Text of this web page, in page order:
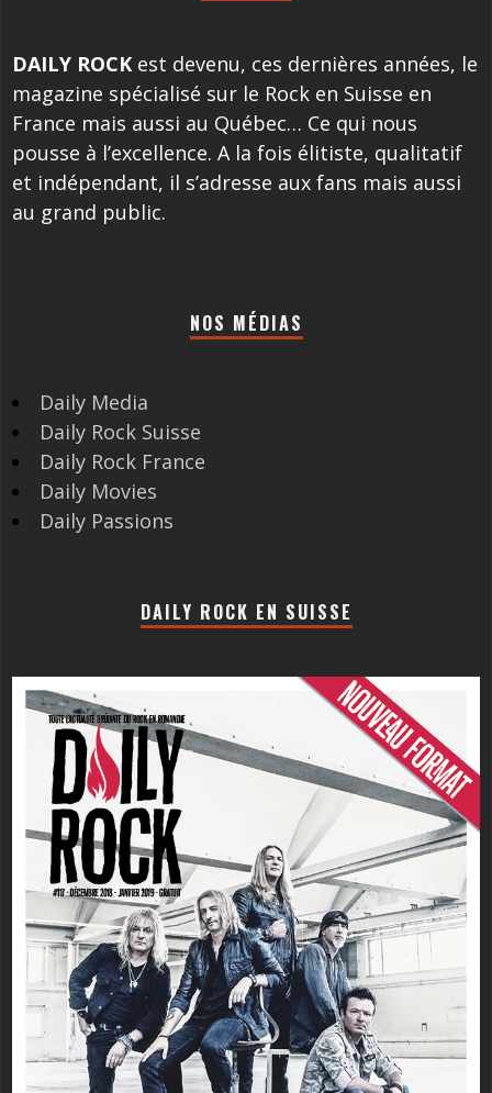
DAILY ROCK est devenu, ces dernières années, le
magazine spécialisé sur le Rock en Suisse en
France mais aussi au Québec… Ce qui nous
pousse à l’excellence. A la fois élitiste, qualitatif
et indépendant, il s’adresse aux fans mais aussi
au grand public.
NOS MÉDIAS
Daily Media
Daily Rock Suisse
Daily Rock France
Daily Movies
Daily Passions
DAILY ROCK EN SUISSE